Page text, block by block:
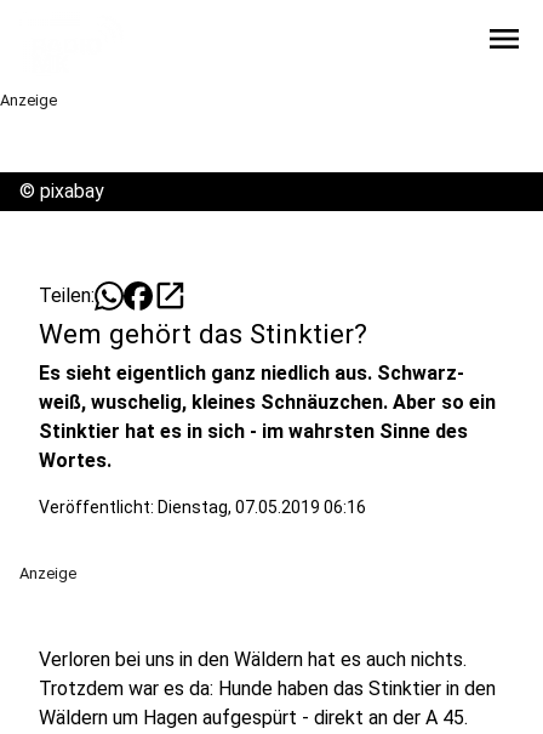
menu
Anzeige
© pixabay
Teilen: open_in_new
Wem gehört das Stinktier?
Es sieht eigentlich ganz niedlich aus. Schwarz-
weiß, wuschelig, kleines Schnäuzchen. Aber so ein
Stinktier hat es in sich - im wahrsten Sinne des
Wortes.
Veröffentlicht: Dienstag, 07.05.2019 06:16
Anzeige
Verloren bei uns in den Wäldern hat es auch nichts.
Trotzdem war es da: Hunde haben das Stinktier in den
Wäldern um Hagen aufgespürt - direkt an der A 45.